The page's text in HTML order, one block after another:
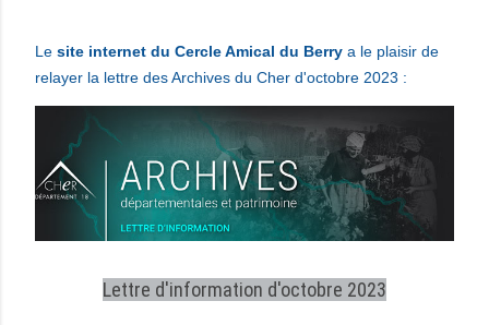
Le site internet du Cercle Amical du Berry a le plaisir de
relayer la lettre des Archives du Cher d'octobre 2023 :
Lettre d'information d'octobre 2023